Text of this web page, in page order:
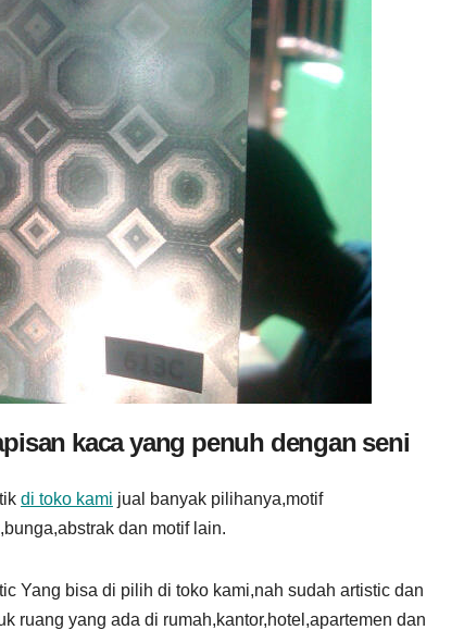
kaca yang penuh dengan seni
di toko kami jual banyak pilihanya,motif
dan motif lain.
Yang bisa di pilih di toko kami,nah sudah artistic dan
ruang yang ada di rumah,kantor,hotel,apartemen dan